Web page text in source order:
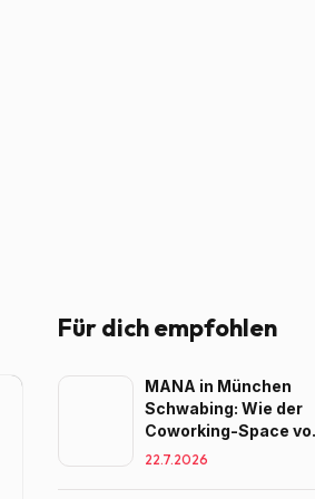
Für dich empfohlen
MANA in München
Schwabing: Wie der
Coworking-Space
MANA Teams beim
22.7.2026